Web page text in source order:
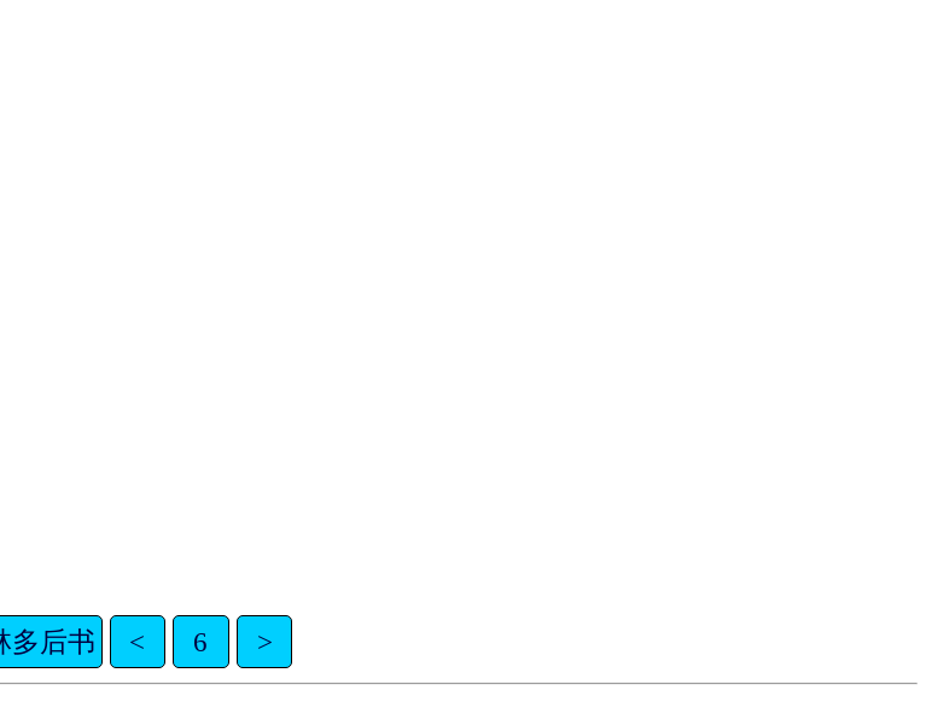
多后书 < 6 >